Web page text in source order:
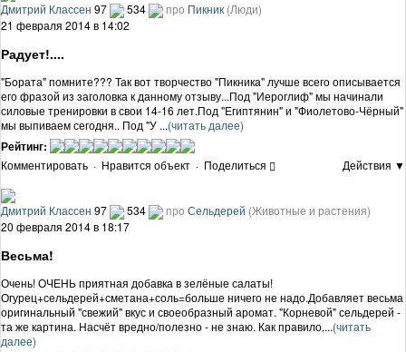
Дмитрий Классен 97 534 про Пикник (Люди)
21 февраля 2014 в 14:02
Радует!....
"Бората" помните??? Так вот творчество "Пикника" лучше всего описывается
его фразой из заголовка к данному отзыву...Под "Иероглиф" мы начинали
силовые тренировки в свои 14-16 лет.Под "Египтянин" и "Фиолетово-Чёрный"
мы выпиваем сегодня.. Под "У ...(читать далее)
Рейтинг:
Комментировать · Нравится объект · Поделиться Действия ▼
Дмитрий Классен 97 534 про Сельдерей (Животные и растения)
20 февраля 2014 в 18:17
Весьма!
Очень! ОЧЕНЬ приятная добавка в зелёные салаты!
Огурец+сельдерей+сметана+соль=больше ничего не надо.Добавляет весьма
оригинальный "свежий" вкус и своеобразный аромат. "Корневой" сельдерей -
та же картина. Насчёт вредно/полезно - не знаю. Как правило,...(читать
далее)